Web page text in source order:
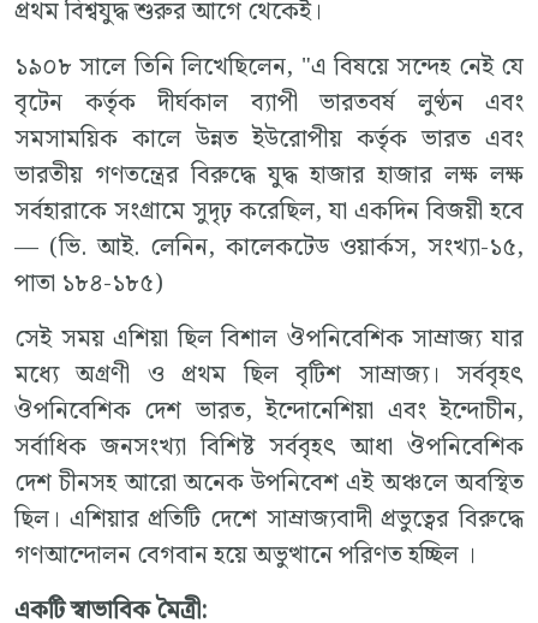
প্রথম বিশ্বযুদ্ধ শুরুর আগে থেকেই।
১৯০৮ সালে তিনি লিখেছিলেন, "এ বিষয়ে সন্দেহ নেই যে
বৃটেন কর্তৃক দীর্ঘকাল ব্যাপী ভারতবর্ষ লুণ্ঠন এবং
সমসাময়িক কালে উন্নত ইউরোপীয় কর্তৃক ভারত এবং
ভারতীয় গণতন্ত্রের বিরুদ্ধে যুদ্ধ হাজার হাজার লক্ষ লক্ষ
সর্বহারাকে সংগ্রামে সুদৃঢ় করেছিল, যা একদিন বিজয়ী হবে
— (ভি. আই. লেনিন, কালেকটেড ওয়ার্কস, সংখ্যা-১৫,
পাতা ১৮৪-১৮৫)
সেই সময় এশিয়া ছিল বিশাল ঔপনিবেশিক সাম্রাজ্য যার
মধ্যে অগ্রণী ও প্রথম ছিল বৃটিশ সাম্রাজ্য। সর্ববৃহৎ
ঔপনিবেশিক দেশ ভারত, ইন্দোনেশিয়া এবং ইন্দোচীন,
সর্বাধিক জনসংখ্যা বিশিষ্ট সর্ববৃহৎ আধা ঔপনিবেশিক
দেশ চীনসহ আরো অনেক উপনিবেশ এই অঞ্চলে অবস্থিত
ছিল। এশিয়ার প্রতিটি দেশে সাম্রাজ্যবাদী প্রভুত্বের বিরুদ্ধে
গণআন্দোলন বেগবান হয়ে অভুত্থানে পরিণত হচ্ছিল ।
একটিস্বাভাবিকমৈত্রী: